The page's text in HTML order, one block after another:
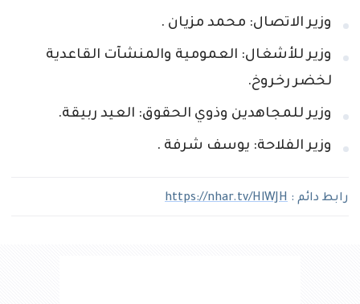
وزير الاتصال: محمد مزيان .
وزير للأشغال: العمومية والمنشآت القاعدية
لخضر رخروخ.
وزير للمجاهدين وذوي الحقوق: العيد ربيقة.
وزير الفلاحة: يوسف شرفة .
رابط دائم : https://nhar.tv/HlWJH